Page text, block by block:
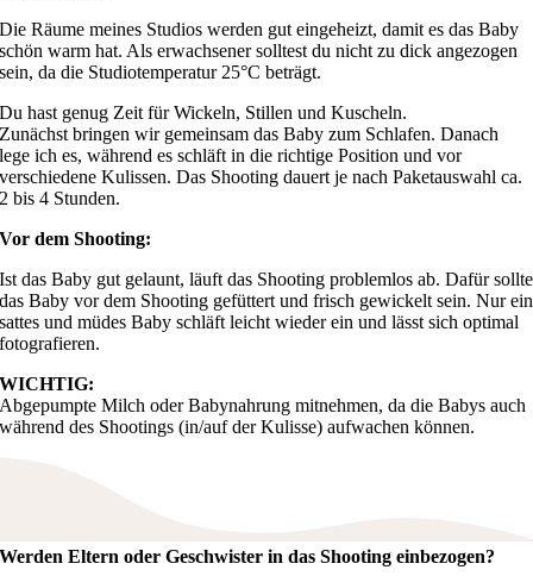
Die Räume meines Studios werden gut eingeheizt, damit es das Baby
schön warm hat. Als erwachsener solltest du nicht zu dick angezogen
sein, da die Studiotemperatur 25°C beträgt.
Du hast genug Zeit für Wickeln, Stillen und Kuscheln.
Zunächst bringen wir gemeinsam das Baby zum Schlafen. Danach
lege ich es, während es schläft in die richtige Position und vor
verschiedene Kulissen. Das Shooting dauert je nach Paketauswahl ca.
2 bis 4 Stunden.
Vor dem Shooting:
Ist das Baby gut gelaunt, läuft das Shooting problemlos ab. Dafür sollte
das Baby vor dem Shooting gefüttert und frisch gewickelt sein. Nur ein
sattes und müdes Baby schläft leicht wieder ein und lässt sich optimal
fotografieren.
WICHTIG:
Abgepumpte Milch oder Babynahrung mitnehmen, da die Babys auch
während des Shootings (in/auf der Kulisse) aufwachen können.
Werden Eltern oder Geschwister in das Shooting einbezogen?